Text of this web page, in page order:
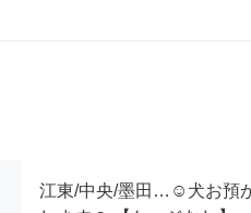
江東/中央/墨田…☺︎犬お預